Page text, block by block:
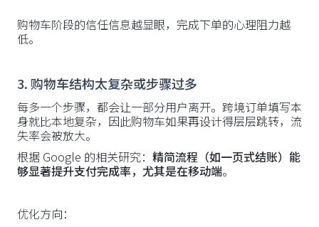
购物车阶段的信任信息越显眼，完成下单的心理阻力越
低。
3. 购物车结构太复杂或步骤过多
每多一个步骤，都会让一部分用户离开。跨境订单填写本
身就比本地复杂，因此购物车如果再设计得层层跳转，流
失率会被放大。
根据 Google 的相关研究： 精简流程（如一页式结账）能
够显著提升支付完成率，尤其是在移动端。
优化方向：